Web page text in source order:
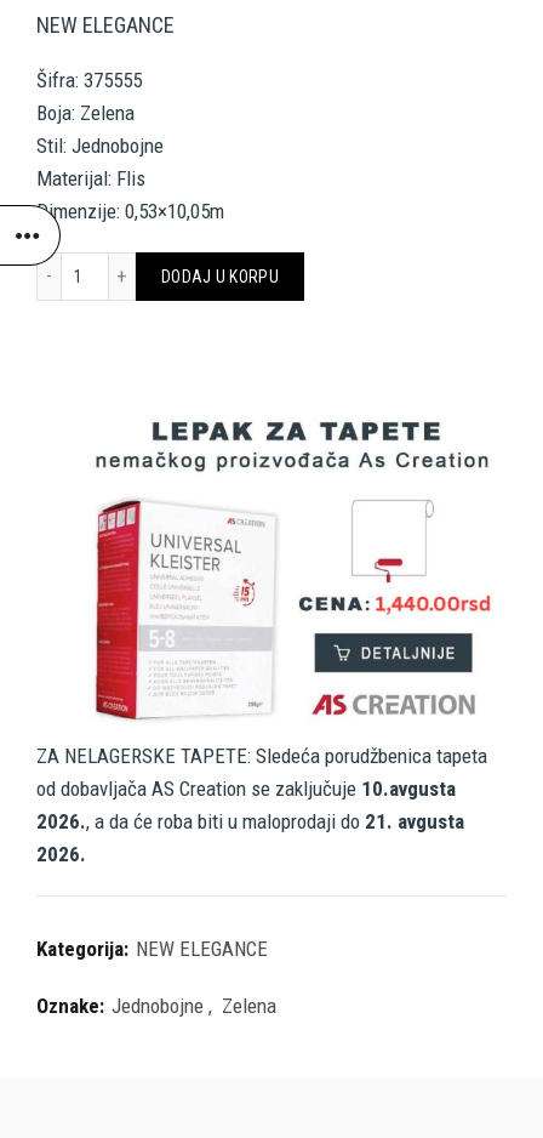
NEW ELEGANCE
Šifra: 375555
Boja: Zelena
Stil: Jednobojne
Materijal: Flis
Dimenzije: 0,53×10,05m
DODAJ U KORPU
ZA NELAGERSKE TAPETE: Sledeća porudžbenica tapeta
od dobavljača AS Creation se zaključuje 10.avgusta
2026., a da će roba biti u maloprodaji do 21. avgusta
2026.
Kategorija: NEW ELEGANCE
Oznake: Jednobojne , Zelena